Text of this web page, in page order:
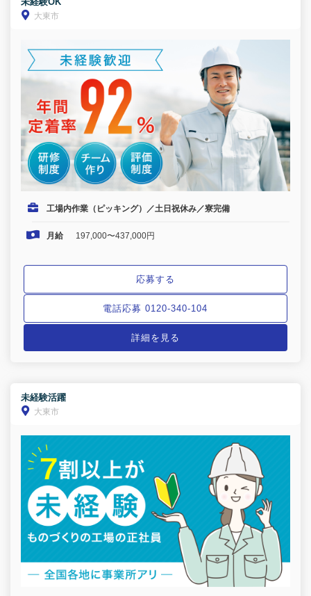
大東市
工場内作業（ピッキング）／土日祝休み／寮完備
月給 197,000〜437,000円
応募する
電話応募 0120-340-104
詳細を見る
未経験活躍
大東市